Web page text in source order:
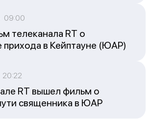
09:00
телеканала RT о
прихода в Кейптауне (ЮАР)
RT вышел фильм о
священника в ЮАР